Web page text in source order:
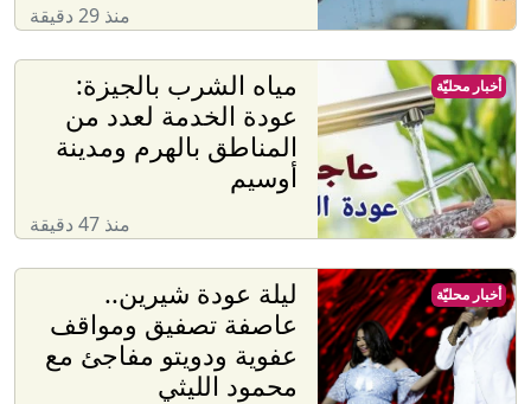
منذ 29 دقيقة
مياه الشرب بالجيزة:
عودة الخدمة لعدد من
المناطق بالهرم ومدينة
أوسيم
منذ 47 دقيقة
أخبار محليّة
ليلة عودة شيرين..
عاصفة تصفيق ومواقف
عفوية ودويتو مفاجئ مع
محمود الليثي
أخبار محليّة